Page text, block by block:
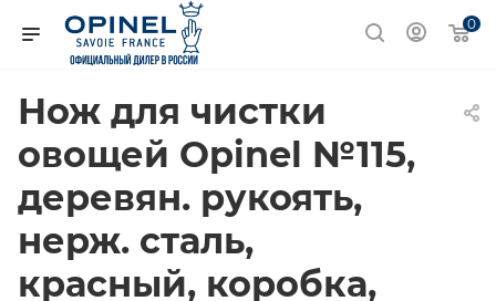
0
Нож для чистки
овощей Opinel №115,
деревян. рукоять,
нерж. сталь,
красный, коробка,